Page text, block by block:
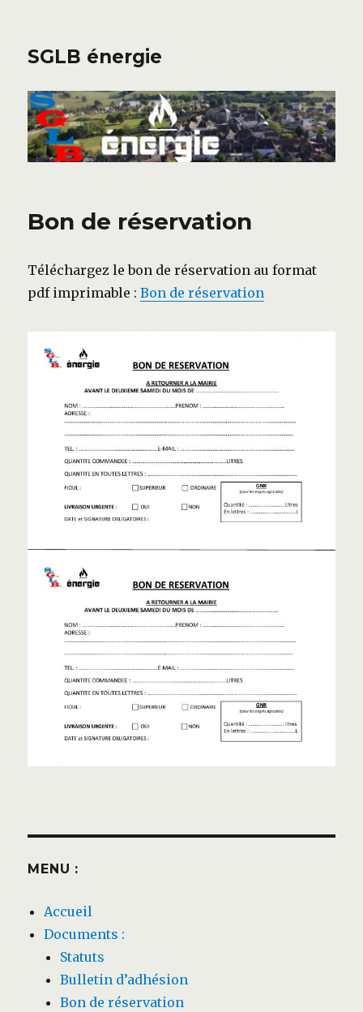
SGLB énergie
Bon de réservation
Téléchargez le bon de réservation au format
pdf imprimable :Bon de réservation
MENU :
Accueil
Documents :
Statuts
Bulletin d’adhésion
Bon de réservation